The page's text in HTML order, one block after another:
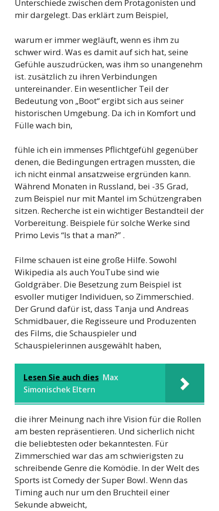
Unterschiede zwischen dem Protagonisten und
mir dargelegt. Das erklärt zum Beispiel,
warum er immer wegläuft, wenn es ihm zu
schwer wird. Was es damit auf sich hat, seine
Gefühle auszudrücken, was ihm so unangenehm
ist. zusätzlich zu ihren Verbindungen
untereinander. Ein wesentlicher Teil der
Bedeutung von „Boot“ ergibt sich aus seiner
historischen Umgebung. Da ich in Komfort und
Fülle wach bin,
fühle ich ein immenses Pflichtgefühl gegenüber
denen, die Bedingungen ertragen mussten, die
ich nicht einmal ansatzweise ergründen kann.
Während Monaten in Russland, bei -35 Grad,
zum Beispiel nur mit Mantel im Schützengraben
sitzen. Recherche ist ein wichtiger Bestandteil der
Vorbereitung. Beispiele für solche Werke sind
Primo Levis “Is that a man?” .
Filme schauen ist eine große Hilfe. Sowohl
Wikipedia als auch YouTube sind wie
Goldgräber. Die Besetzung zum Beispiel ist
esvoller mutiger Individuen, so Zimmerschied.
Der Grund dafür ist, dass Tanja und Andreas
Schmidbauer, die Regisseure und Produzenten
des Films, die Schauspieler und
Schauspielerinnen ausgewählt haben,
Lesen Sie auch dies Max
Simonischek Eltern
die ihrer Meinung nach ihre Vision für die Rollen
am besten repräsentieren. Und sicherlich nicht
die beliebtesten oder bekanntesten. Für
Zimmerschied war das am schwierigsten zu
schreibende Genre die Komödie. In der Welt des
Sports ist Comedy der Super Bowl. Wenn das
Timing auch nur um den Bruchteil einer
Sekunde abweicht,